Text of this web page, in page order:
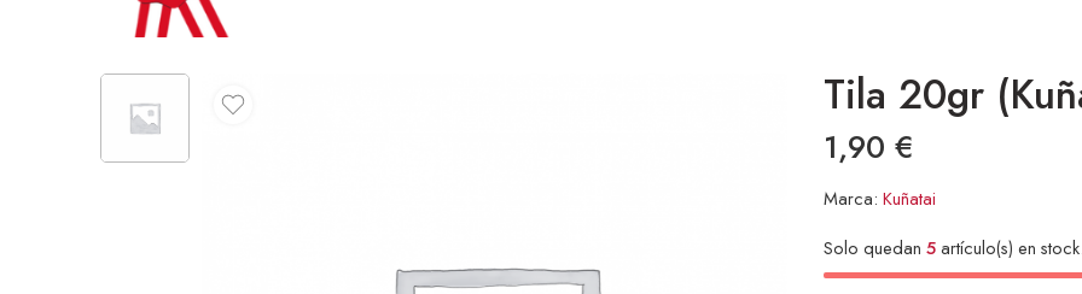
Tila 20gr
1,90 €
Marca: Kuñatai
Solo quedan 5artículo(s) en